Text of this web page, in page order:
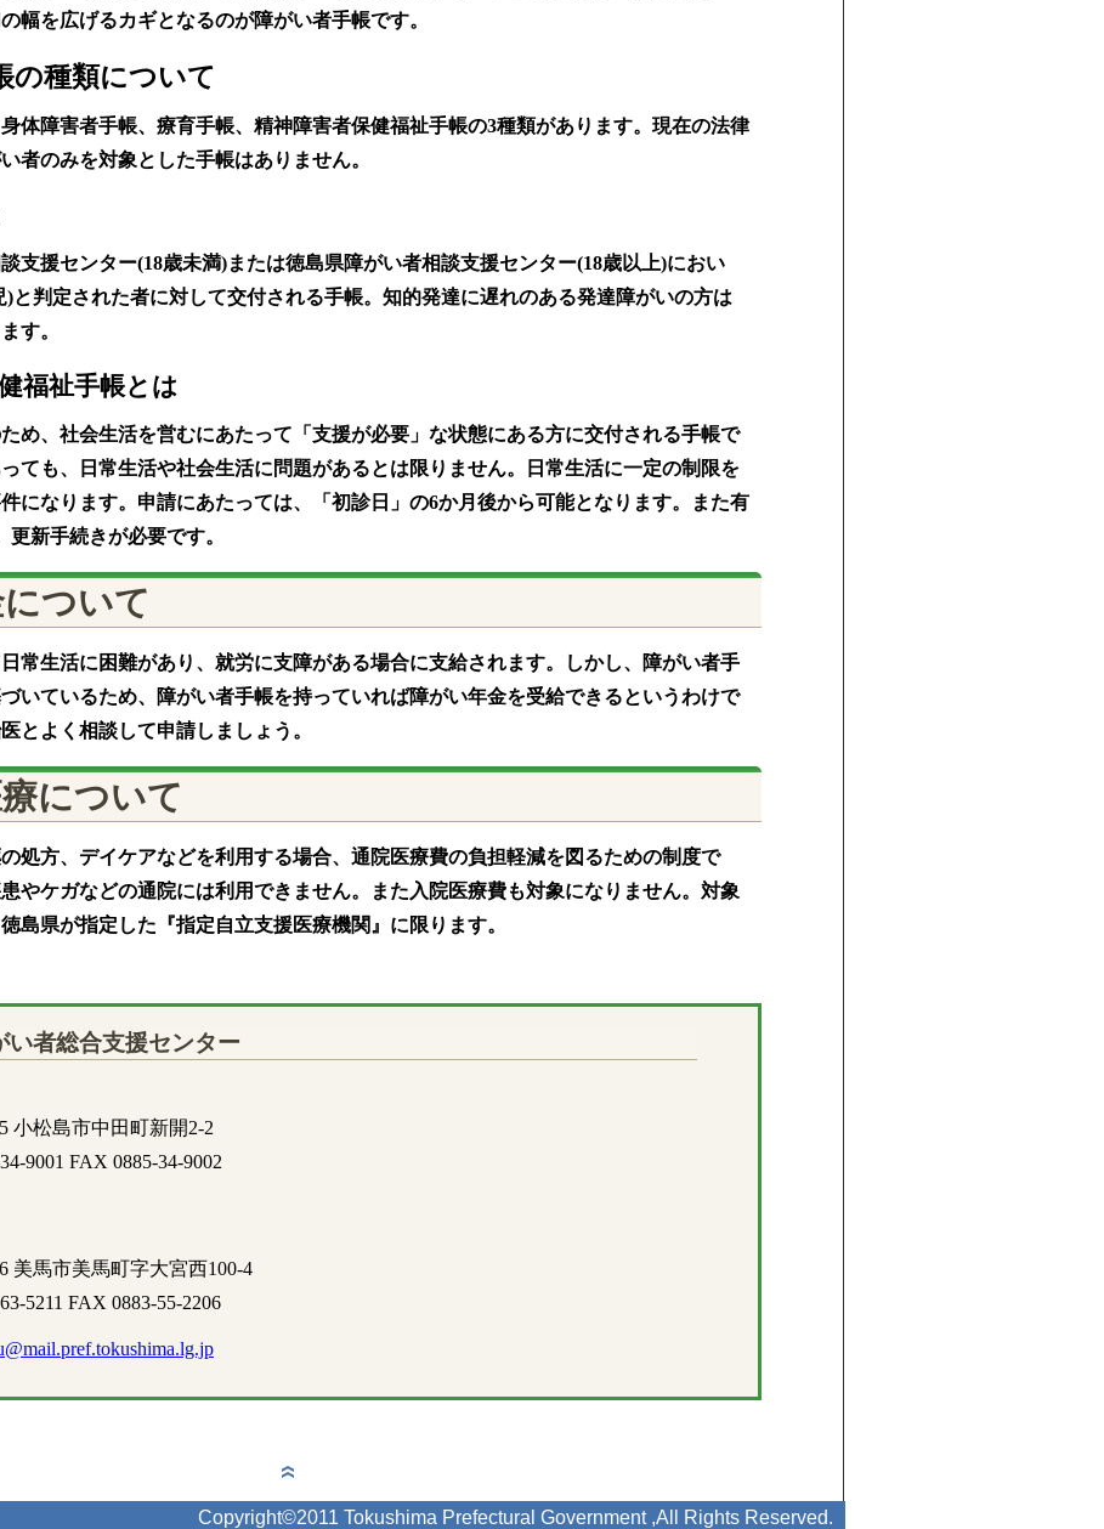
幅を広げるカギとなるのが障がい者手帳です。
の種類について
体障害者手帳、療育手帳、精神障害者保健福祉手帳の3種類があります。現在の法律
者のみを対象とした手帳はありません。
支援センター(18歳未満)または徳島県障がい者相談支援センター(18歳以上)におい
と判定された者に対して交付される手帳。知的発達に遅れのある発達障がいの方は
す。
福祉手帳とは
め、社会生活を営むにあたって「支援が必要」な状態にある方に交付される手帳で
ても、日常生活や社会生活に問題があるとは限りません。日常生活に一定の制限を
になります。申請にあたっては、「初診日」の6か月後から可能となります。また有
新手続きが必要です。
ついて
常生活に困難があり、就労に支障がある場合に支給されます。しかし、障がい者手
いているため、障がい者手帳を持っていれば障がい年金を受給できるというわけで
とよく相談して申請しましょう。
について
処方、デイケアなどを利用する場合、通院医療費の負担軽減を図るための制度で
やケガなどの通院には利用できません。また入院医療費も対象になりません。対象
島県が指定した『指定自立支援医療機関』に限ります。
い者総合支援センター
小松島市中田町新開2-2
9001 FAX 0885-34-9002
美馬市美馬町字大宮西100-4
5211 FAX 0883-55-2206
Copyright©2011 Tokushima Prefectural Government ,All Rights Reserved.